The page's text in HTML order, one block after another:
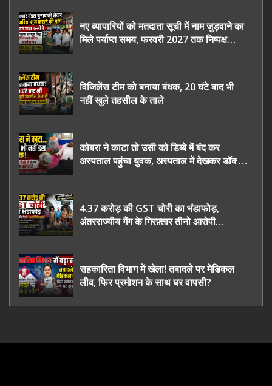
नए व्यापारियों को मतदाता सूची में नाम जुड़वाने का
मिले पर्याप्त समय, फरवरी 2027 तक निष्पक्ष
विजिलेंस टीम को बनाया बंधक, 20 घंटे बाद भी
नहीं खुले तहसील के ताले
कोबरा ने काटा तो उसी को डिब्बे में बंद कर
अस्पताल पहुंचा युवक, अस्पताल में देखकर डॉक्टर
4.37 करोड़ की GST चोरी का भंडाफोड़,
अंतरराज्यीय गैंग के गिरफ़्तार तीनो आरोपी
सहकारिता विभाग में खेला! तबादले पर मेडिकल
लीव, फिर प्रमोशन के साथ घर वापसी?